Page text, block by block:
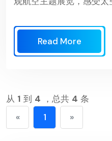
Read More
从 1 到 4 ，总共 4 条
« 1 »